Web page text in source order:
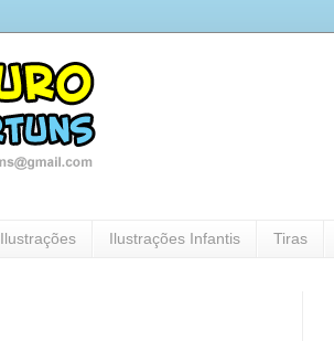
Ilustrações Ilustrações Infantis Tiras